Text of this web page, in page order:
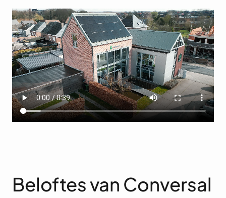
Beloftes van Conversal